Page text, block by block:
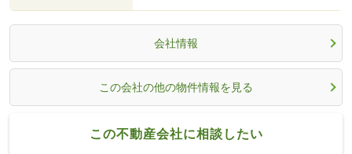
会社情報
この会社の他の物件情報を見る
この不動産会社に相談したい